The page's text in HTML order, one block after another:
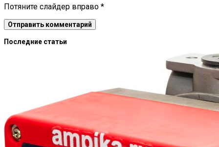
Потяните слайдер вправо *
Последние статьи